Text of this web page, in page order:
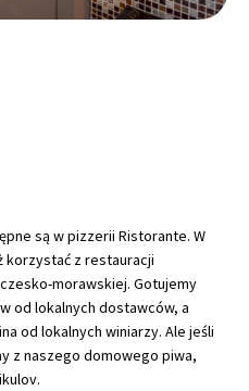
są w pizzerii Ristorante. W
korzystać z restauracji
morawskiej. Gotujemy
od lokalnych dostawców, a
od lokalnych winiarzy. Ale jeśli
z naszego domowego piwa,